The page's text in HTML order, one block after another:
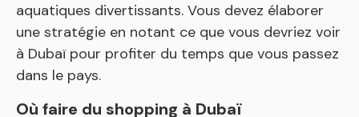
aquatiques divertissants. Vous devez élaborer
une stratégie en notant ce que vous devriez voir
à Dubaï pour profiter du temps que vous passez
dans le pays.
Où faire du shopping à Dubaï